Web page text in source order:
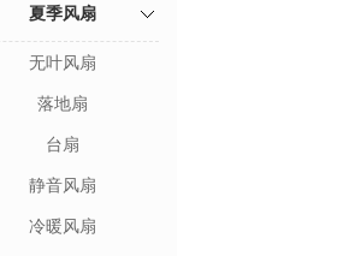
夏季风扇
无叶风扇
落地扇
台扇
静音风扇
冷暖风扇